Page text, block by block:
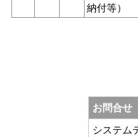
納付等）
お問合せ
システム